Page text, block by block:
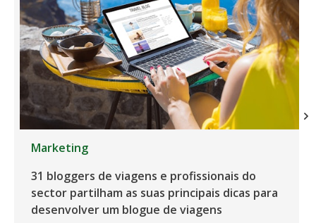
Marketing
31 bloggers de viagens e profissionais do
sector partilham as suas principais dicas para
desenvolver um blogue de viagens